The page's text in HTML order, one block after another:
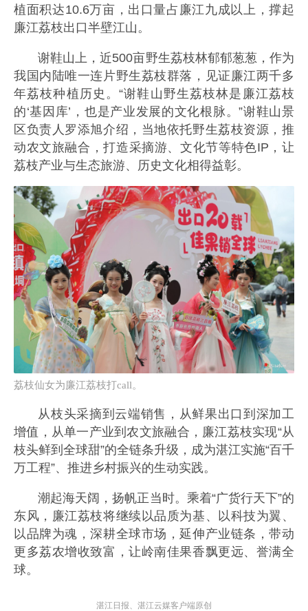
植面积达10.6万亩，出口量占廉江九成以上，撑起
廉江荔枝出口半壁江山。
谢鞋山上，近500亩野生荔枝林郁郁葱葱，作为
我国内陆唯一连片野生荔枝群落，见证廉江两千多
年荔枝种植历史。“谢鞋山野生荔枝林是廉江荔枝
的‘基因库’，也是产业发展的文化根脉。”谢鞋山景
区负责人罗添旭介绍，当地依托野生荔枝资源，推
动农文旅融合，打造采摘游、文化节等特色IP，让
荔枝产业与生态旅游、历史文化相得益彰。
荔枝仙女为廉江荔枝打call。
从枝头采摘到云端销售，从鲜果出口到深加工
增值，从单一产业到农文旅融合，廉江荔枝实现“从
枝头鲜到全球甜”的全链条升级，成为湛江实施“百千
万工程”、推进乡村振兴的生动实践。
潮起海天阔，扬帆正当时。乘着“广货行天下”的
东风，廉江荔枝将继续以品质为基、以科技为翼、
以品牌为魂，深耕全球市场，延伸产业链条，带动
更多荔农增收致富，让岭南佳果香飘更远、誉满全
球。
湛江日报、湛江云媒客户端原创